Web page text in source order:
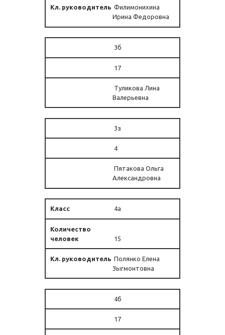
Филимонихина
Ирина Федоровна
3б
17
Туликова Лина
Валерьевна
3з
4
Пятакова Ольга
Александровна
4а
15
Полянко Елена
Зыгмонтовна
4б
17